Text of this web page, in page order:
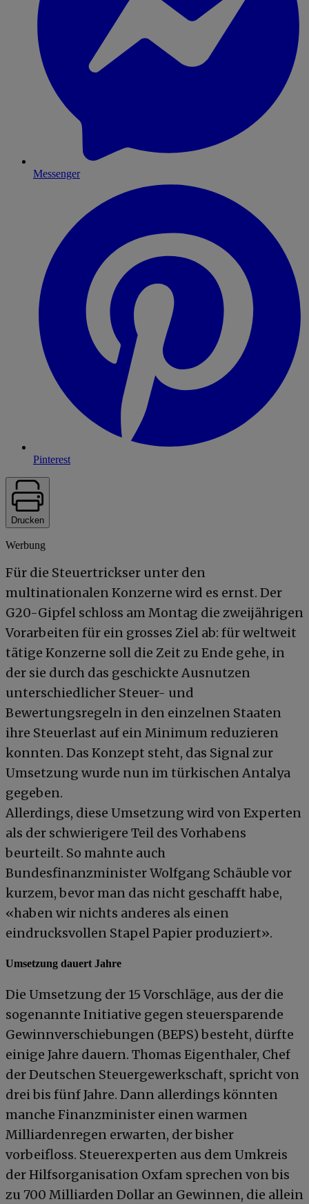
Messenger
Pinterest
Drucken
Werbung
Für die Steuertrickser unter den
multinationalen Konzerne wird es ernst. Der
G20-Gipfel schloss am Montag die zweijährigen
Vorarbeiten für ein grosses Ziel ab: für weltweit
tätige Konzerne soll die Zeit zu Ende gehe, in
der sie durch das geschickte Ausnutzen
unterschiedlicher Steuer- und
Bewertungsregeln in den einzelnen Staaten
ihre Steuerlast auf ein Minimum reduzieren
konnten. Das Konzept steht, das Signal zur
Umsetzung wurde nun im türkischen Antalya
gegeben.
Allerdings, diese Umsetzung wird von Experten
als der schwierigere Teil des Vorhabens
beurteilt. So mahnte auch
Bundesfinanzminister Wolfgang Schäuble vor
kurzem, bevor man das nicht geschafft habe,
«haben wir nichts anderes als einen
eindrucksvollen Stapel Papier produziert».
Umsetzung dauert Jahre
Die Umsetzung der 15 Vorschläge, aus der die
sogenannte Initiative gegen steuersparende
Gewinnverschiebungen (BEPS) besteht, dürfte
einige Jahre dauern. Thomas Eigenthaler, Chef
der Deutschen Steuergewerkschaft, spricht von
drei bis fünf Jahre. Dann allerdings könnten
manche Finanzminister einen warmen
Milliardenregen erwarten, der bisher
vorbeifloss. Steuerexperten aus dem Umkreis
der Hilfsorganisation Oxfam sprechen von bis
zu 700 Milliarden Dollar an Gewinnen, die allein